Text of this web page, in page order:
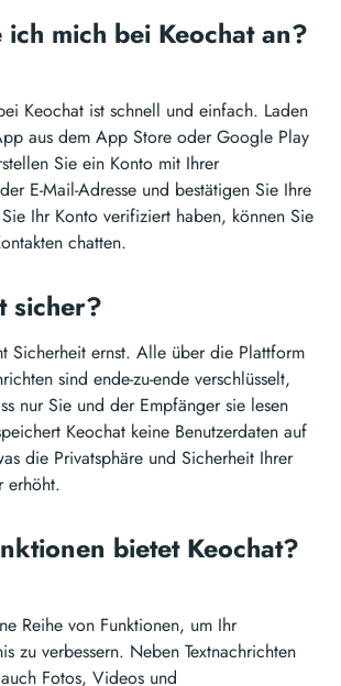
mich bei Keochat an?
Keochat ist schnell und einfach. Laden
aus dem App Store oder Google Play
Sie ein Konto mit Ihrer
E-Mail-Adresse und bestätigen Sie Ihre
Ihr Konto verifiziert haben, können Sie
chatten.
sicher?
Sicherheit ernst. Alle über die Plattform
sind ende-zu-ende verschlüsselt,
nur Sie und der Empfänger sie lesen
Keochat keine Benutzerdaten auf
die Privatsphäre und Sicherheit Ihrer
erhöht.
bietet Keochat?
Reihe von Funktionen, um Ihr
zu verbessern. Neben Textnachrichten
Fotos, Videos und